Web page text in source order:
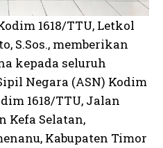
1618/TTU, Letkol
S.Sos., memberikan
kepada seluruh
Negara (ASN) Kodim
1618/TTU, Jalan
Kefa Selatan,
Kabupaten Timor